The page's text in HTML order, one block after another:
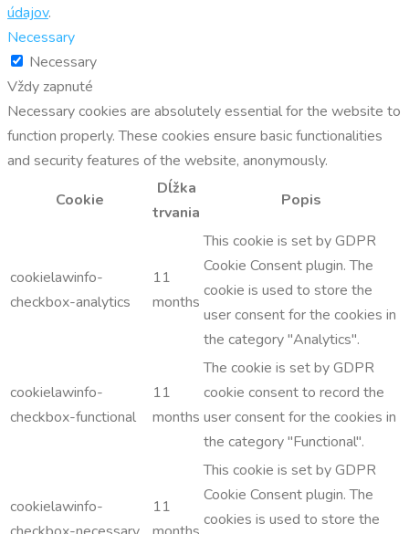
údajov.
Necessary
Necessary
Vždy zapnuté
Necessary cookies are absolutely essential for the website to
function properly. These cookies ensure basic functionalities
and security features of the website, anonymously.
Cookie
Dĺžka
trvania
Popis
cookielawinfo-
checkbox-analytics
11
months
This cookie is set by GDPR
Cookie Consent plugin. The
cookie is used to store the
user consent for the cookies in
the category "Analytics".
cookielawinfo-
checkbox-functional
11
months
The cookie is set by GDPR
cookie consent to record the
user consent for the cookies in
the category "Functional".
cookielawinfo-
11
This cookie is set by GDPR
Cookie Consent plugin. The
cookies is used to store the